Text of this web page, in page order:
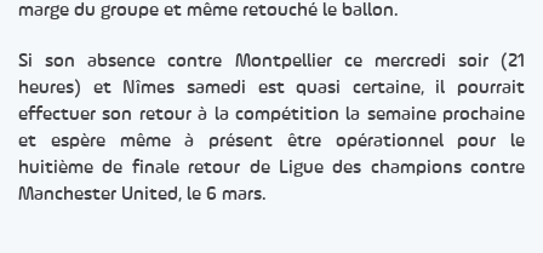
marge du groupe et même retouché le ballon.
Si son absence contre Montpellier ce mercredi soir (21
heures) et Nîmes samedi est quasi certaine, il pourrait
effectuer son retour à la compétition la semaine prochaine
et espère même à présent être opérationnel pour le
huitième de finale retour de Ligue des champions contre
Manchester United, le 6 mars.